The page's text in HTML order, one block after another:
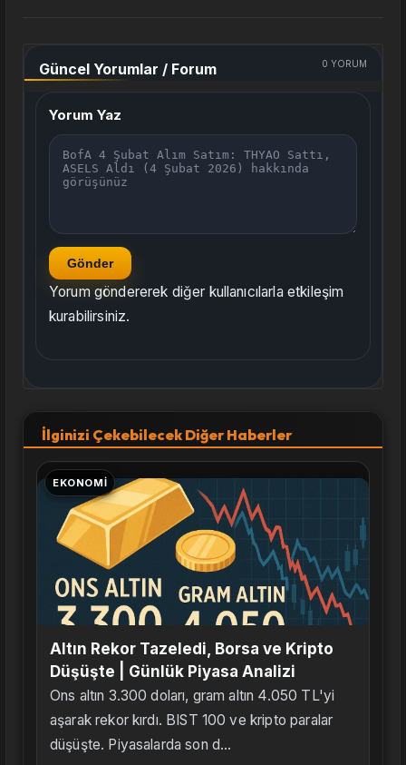
Güncel Yorumlar / Forum 0 YORUM
Yorum Yaz
Gönder
Yorum göndererek diğer kullanıcılarla etkileşim
kurabilirsiniz.
İlginizi Çekebilecek Diğer Haberler
EKONOMI
Altın Rekor Tazeledi, Borsa ve Kripto
Düşüşte | Günlük Piyasa Analizi
Ons altın 3.300 doları, gram altın 4.050 TL'yi
aşarak rekor kırdı. BIST 100 ve kripto paralar
düşüşte. Piyasalarda son d...